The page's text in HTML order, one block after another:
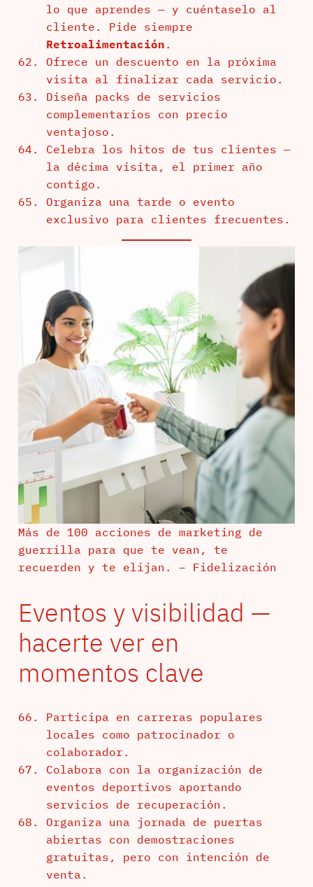
lo que aprendes — y cuéntaselo al
cliente. Pide siempre
Retroalimentación .
Ofrece un descuento en la próxima
visita al finalizar cada servicio.
Diseña packs de servicios
complementarios con precio
ventajoso.
Celebra los hitos de tus clientes —
la décima visita, el primer año
contigo.
Organiza una tarde o evento
exclusivo para clientes frecuentes.
Más de 100 acciones de marketing de
guerrilla para que te vean, te
recuerden y te elijan. – Fidelización
Eventos y visibilidad —
hacerte ver en
momentos clave
Participa en carreras populares
locales como patrocinador o
colaborador.
Colabora con la organización de
eventos deportivos aportando
servicios de recuperación.
Organiza una jornada de puertas
abiertas con demostraciones
gratuitas, pero con intención de
venta.